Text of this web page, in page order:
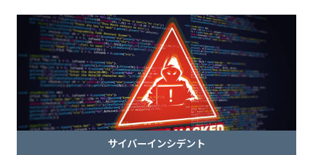
サイバーインシデント